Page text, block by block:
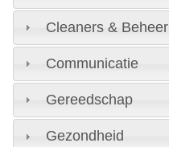
Cleaners & Beheer
Communicatie
Gereedschap
Gezondheid